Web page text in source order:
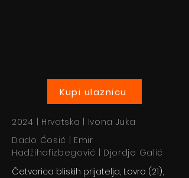
Kupi ulaznicu
2024 | Hrvatska | Ivona Juka
Dado Ćosić | Emir
Hadžihafizbegović | Djordje Galić
Četvorica bliskih prijatelja, Lovro (21),